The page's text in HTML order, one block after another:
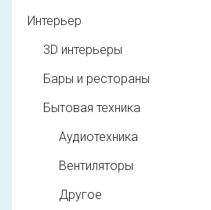
Интерьер
3D интерьеры
Бары и рестораны
Бытовая техника
Аудиотехника
Вентиляторы
Другое